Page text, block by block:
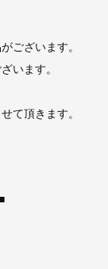
ございます。
います。
て頂きます。